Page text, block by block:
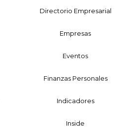
Directorio Empresarial
Empresas
Eventos
Finanzas Personales
Indicadores
Inside